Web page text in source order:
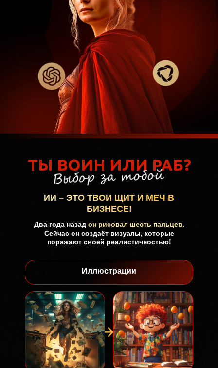
ТЫ ВОИН ИЛИ РАБ?
ТЫ ВОИН ИЛИ РАБ?
Иллюстрации
ИИ – ЭТО ТВОИ ЩИТ И МЕЧ В
БИЗНЕСЕ!
Два года назад он рисовал шесть пальцев.
Сейчас он создаёт визуалы, которые
поражают своей реалистичностью!